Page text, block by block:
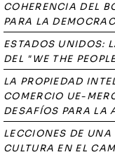
COHERENCIA DEL
PARA LA
ESTADOS UNIDOS:
DEL "WE THE
LA PROPIEDAD
COMERCIO UE-
DESAFÍOS PARA LA
LECCIONES DE
CULTURA EN EL